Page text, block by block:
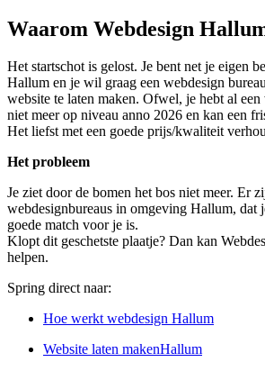
Waarom Webdesign
Het startschot is gelost. Je bent net je eigen
Hallum en je wil graag een webdesign
website te laten maken. Ofwel, je hebt al een
niet meer op niveau anno 2026 en kan een
Het liefst met een goede prijs/kwaliteit
Het probleem
Je ziet door de bomen het bos niet meer. Er
webdesignbureaus in omgeving Hallum, dat
goede match voor je is.
Klopt dit geschetste plaatje? Dan kan
helpen.
Spring direct naar:
Hoe werkt webdesign Hallum
Website laten makenHallum